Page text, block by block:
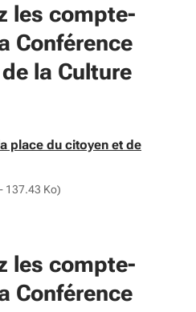
les compte-
Conférence
la Culture
place du citoyen et de
137.43 Ko)
les compte-
Conférence